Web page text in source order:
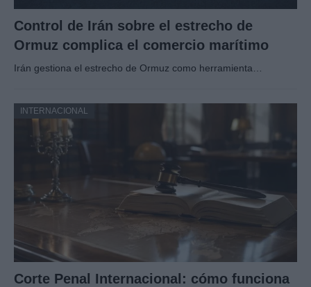
Control de Irán sobre el estrecho de
Ormuz complica el comercio marítimo
Irán gestiona el estrecho de Ormuz como herramienta…
INTERNACIONAL
Corte Penal Internacional: cómo funciona